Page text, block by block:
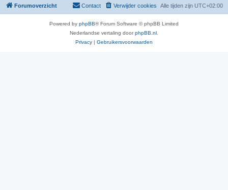
Forumoverzicht Alle tijden zijn UTC+02:00
Verwijder cookies
Contact
Powered by phpBB® Forum Software © phpBB Limited
Nederlandse vertaling doorphpBB.nl
Privacy | Gebruikersvoorwaarden